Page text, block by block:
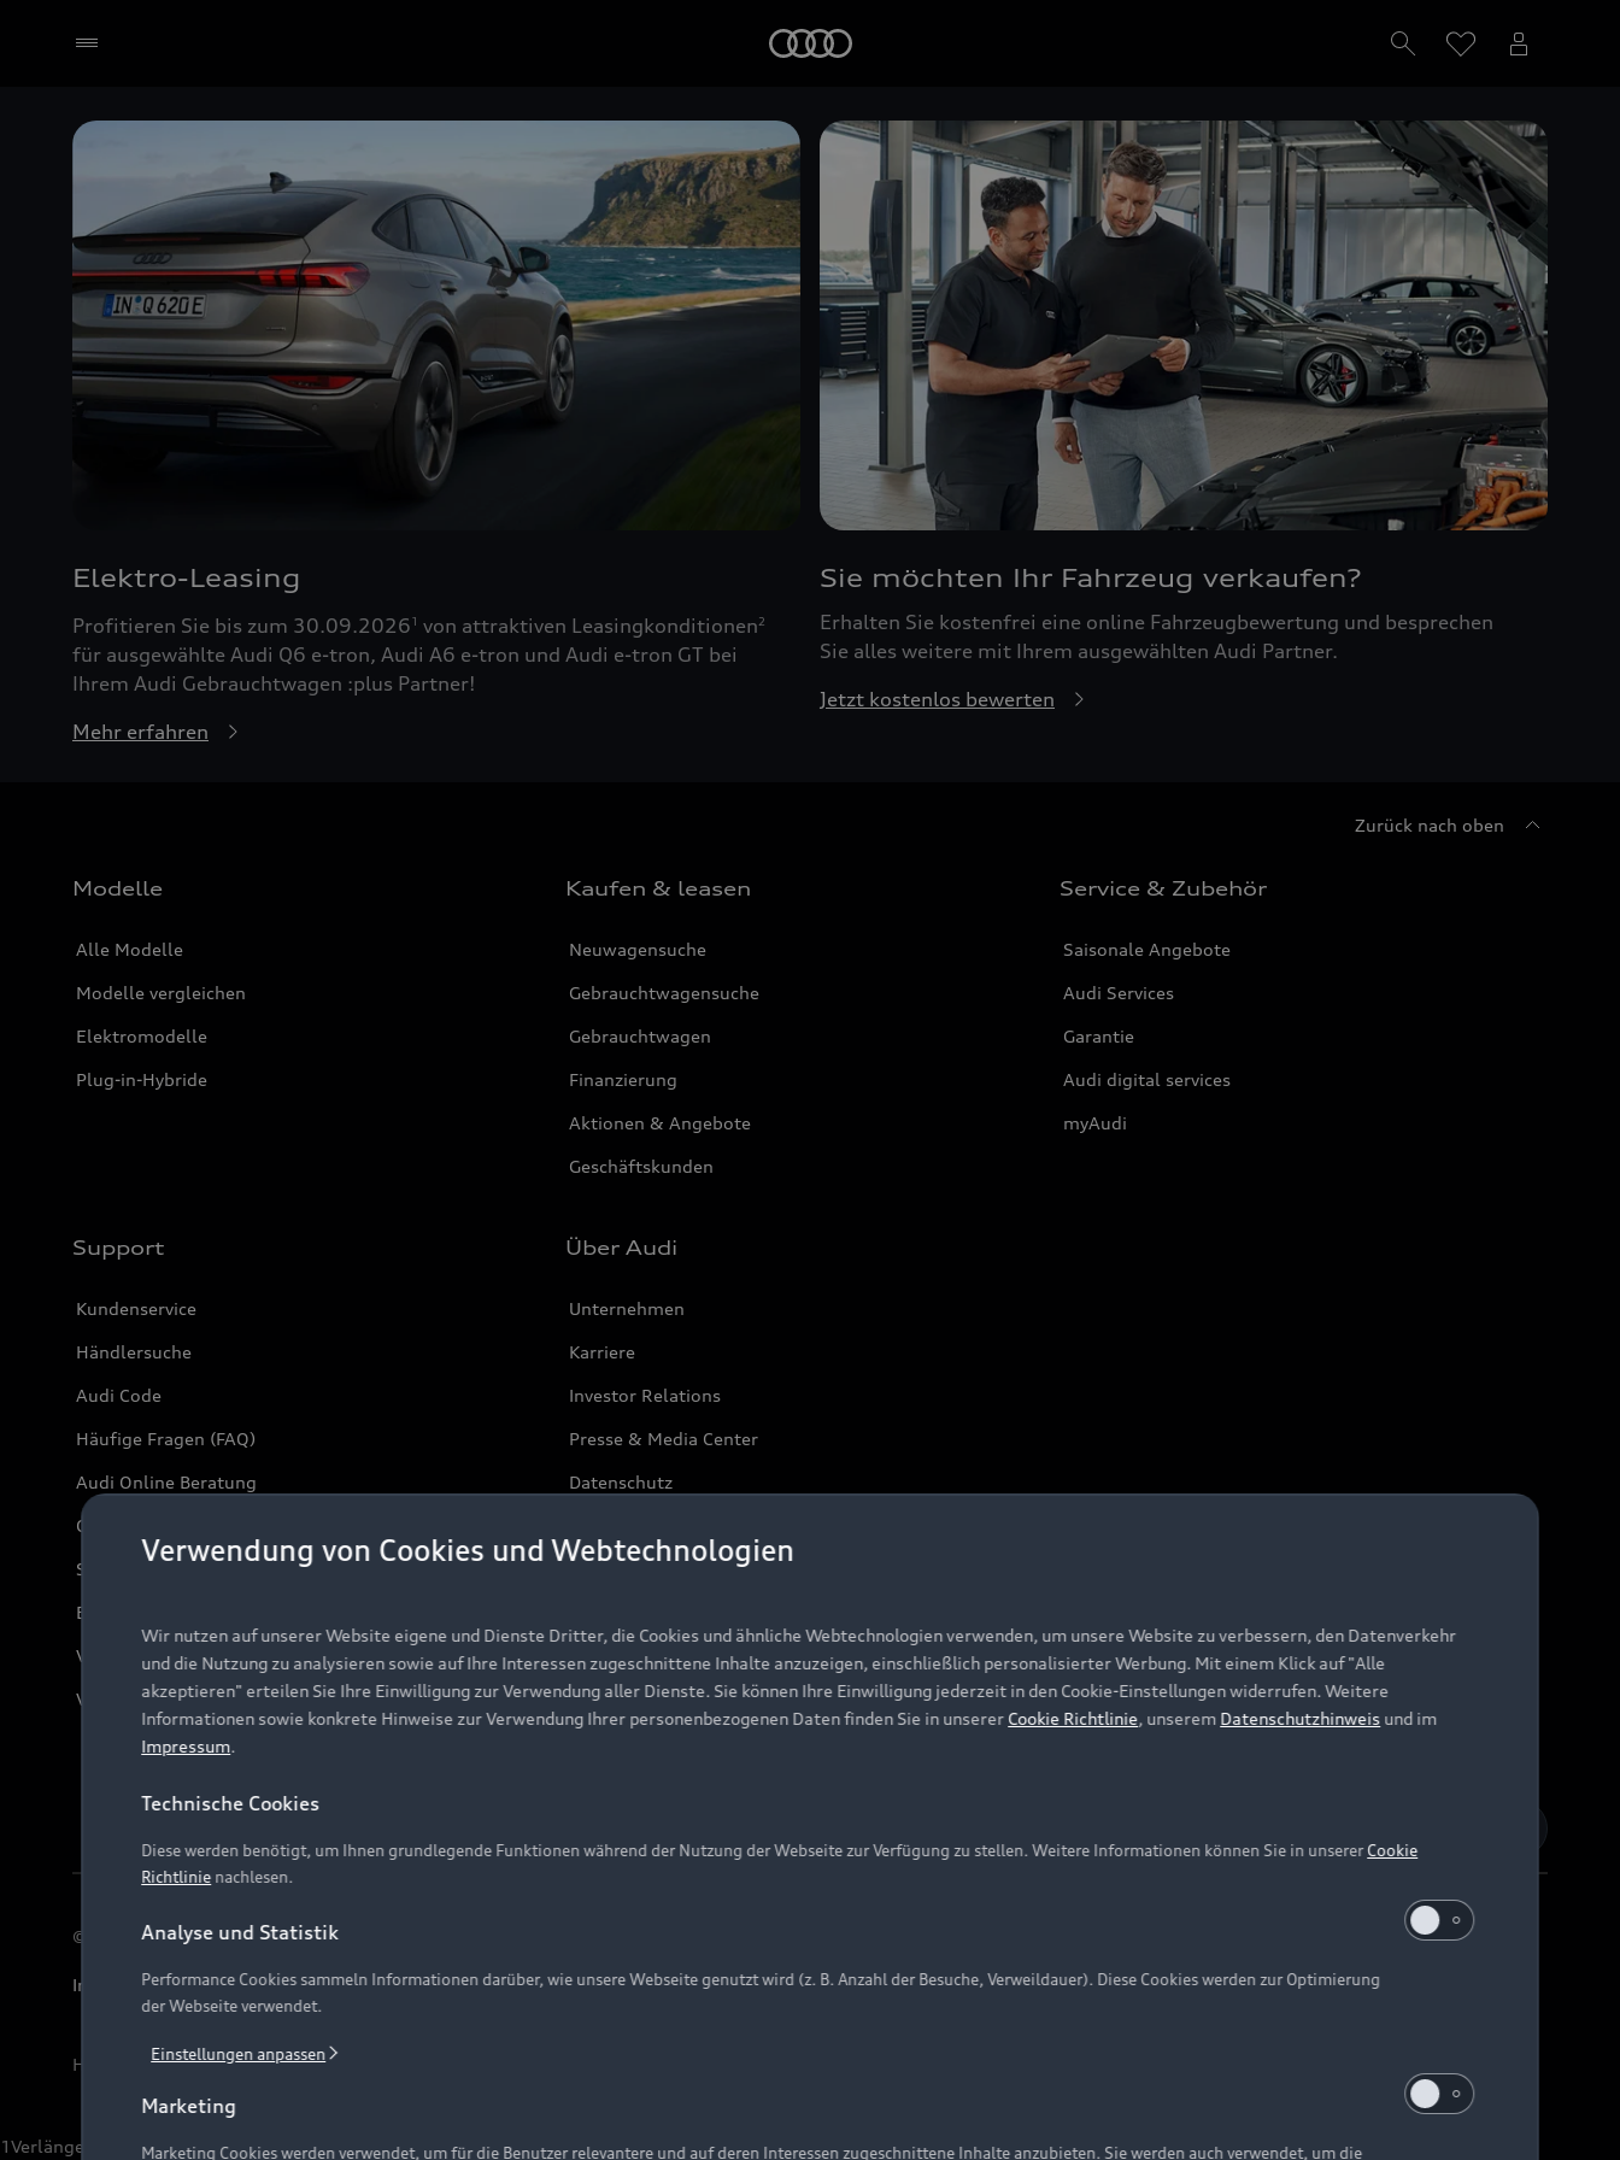
Elektro-Leasing
Profitieren Sie bis zum 30.09.20261 von attraktiven Leasingkonditionen2
für ausgewählte Audi Q6 e-tron, Audi A6 e-tron und Audi e-tron GT bei
Ihrem Audi Gebrauchtwagen :plus Partner!
Mehr erfahren
Sie möchten Ihr Fahrzeug verkaufen?
Erhalten Sie kostenfrei eine online Fahrzeugbewertung und besprechen
Sie alles weitere mit Ihrem ausgewählten Audi Partner.
Jetzt kostenlos bewerten
Zurück nach oben
Modelle
Alle Modelle
Modelle vergleichen
Elektromodelle
Plug-in-Hybride
Kaufen & leasen
Neuwagensuche
Gebrauchtwagensuche
Gebrauchtwagen
Finanzierung
Aktionen & Angebote
Geschäftskunden
Service & Zubehör
Saisonale Angebote
Audi Services
Garantie
Audi digital services
myAudi
Support
Kundenservice
Händlersuche
Audi Code
Häufige Fragen (FAQ)
Audi Online Beratung
Online-Terminvereinbarung
Servicekontakt
Bordbuch & Bedienungsanleitungen
Verträge kündigen
Vertrag widerrufen
Über Audi
Unternehmen
Karriere
Investor Relations
Presse & Media Center
Datenschutz
© 2026 AUDI AG. Alle Rechte vorbehalten
Impressum Rechtliches Hinweisgebersystem Datenschutzinformation Cookie-Einstellungen Cookie-Richtlinie Barrierefreiheit Digital Services Act
Hinweis: Die aktuelle Darstellung und Anordnung der Embleme am Fahrzeug bei allen Abbildungen auf dieser Webseite kann abweichen.
1Verlängerung vorbehalten.
Verwendung von Cookies und Webtechnologien
Wir nutzen auf unserer Website eigene und Dienste Dritter, die Cookies und ähnliche Webtechnologien verwenden, um unsere Website zu verbessern, den Datenverkehr
und die Nutzung zu analysieren sowie auf Ihre Interessen zugeschnittene Inhalte anzuzeigen, einschließlich personalisierter Werbung. Mit einem Klick auf "Alle
akzeptieren" erteilen Sie Ihre Einwilligung zur Verwendung aller Dienste. Sie können Ihre Einwilligung jederzeit in den Cookie-Einstellungen widerrufen. Weitere
Informationen sowie konkrete Hinweise zur Verwendung Ihrer personenbezogenen Daten finden Sie in unserer Cookie Richtlinie, unserem Datenschutzhinweis und im
Impressum.
Technische Cookies
Diese werden benötigt, um Ihnen grundlegende Funktionen während der Nutzung der Webseite zur Verfügung zu stellen. Weitere Informationen können Sie in unsererCookie
Richtlinie nachlesen.
Analyse und Statistik
Performance Cookies sammeln Informationen darüber, wie unsere Webseite genutzt wird (z. B. Anzahl der Besuche, Verweildauer). Diese Cookies werden zur Optimierung
der Webseite verwendet.
Einstellungen anpassen
Marketing
Marketing Cookies werden verwendet, um für die Benutzer relevantere und auf deren Interessen zugeschnittene Inhalte anzubieten. Sie werden auch verwendet, um die